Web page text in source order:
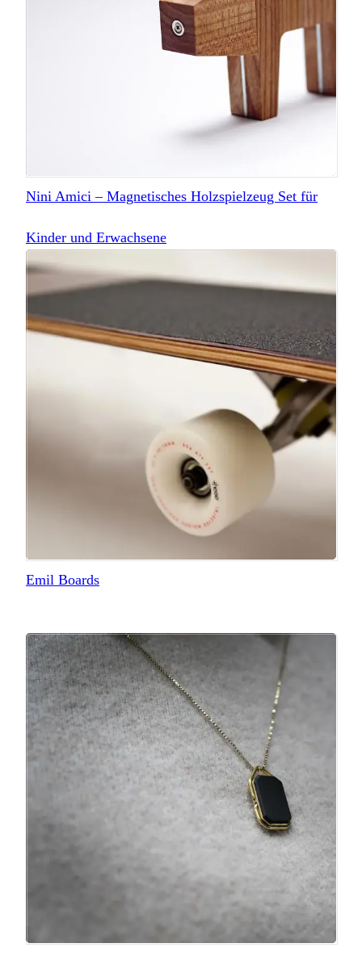
Nini Amici – Magnetisches Holzspielzeug Set für
Kinder und Erwachsene
Emil Boards